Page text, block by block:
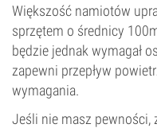
Większość namiotów
sprzętem o średnicy
będzie jednak wymagał
zapewni przepływ
wymagania.
Jeśli nie masz pewności,